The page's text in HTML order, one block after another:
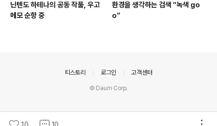
닌텐도 하테나의 공동 작품, 우고
메모 순항 중
환경을 생각하는 검색 “녹색 go
o”
티스토리 로그인 고객센터
© Daum Corp.